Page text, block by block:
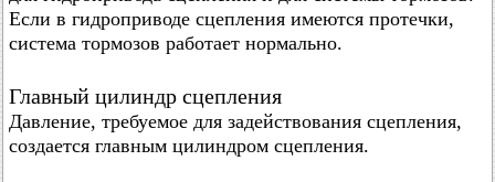
Если в гидроприводе сцепления имеются протечки,
система тормозов работает нормально.
Главный цилиндр сцепления
Давление, требуемое для задействования сцепления,
создается главным цилиндром сцепления.